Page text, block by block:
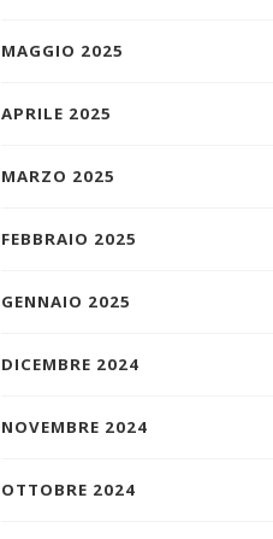
MAGGIO 2025
APRILE 2025
MARZO 2025
FEBBRAIO 2025
GENNAIO 2025
DICEMBRE 2024
NOVEMBRE 2024
OTTOBRE 2024